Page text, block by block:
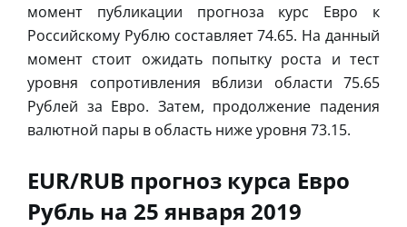
момент публикации прогноза курс Евро к
Российскому Рублю составляет 74.65. На данный
момент стоит ожидать попытку роста и тест
уровня сопротивления вблизи области 75.65
Рублей за Евро. Затем, продолжение падения
валютной пары в область ниже уровня 73.15.
EUR/RUB прогноз курса Евро
Рубль на 25 января 2019